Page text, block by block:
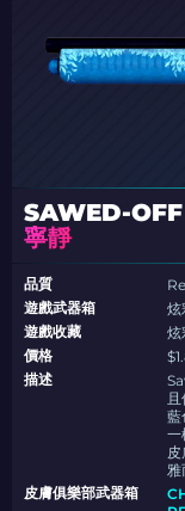
SAWED-OFF
寧靜
品質
遊戲武器箱
炫
遊戲收藏
炫
價格
描述
藍
一
雅
皮膚俱樂部武器箱